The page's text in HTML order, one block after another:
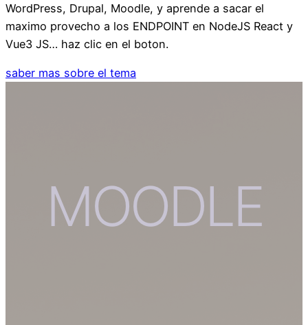
WordPress, Drupal, Moodle, y aprende a sacar el
maximo provecho a los ENDPOINT en NodeJS React y
Vue3 JS… haz clic en el boton.
saber mas sobre el tema
MOODLE